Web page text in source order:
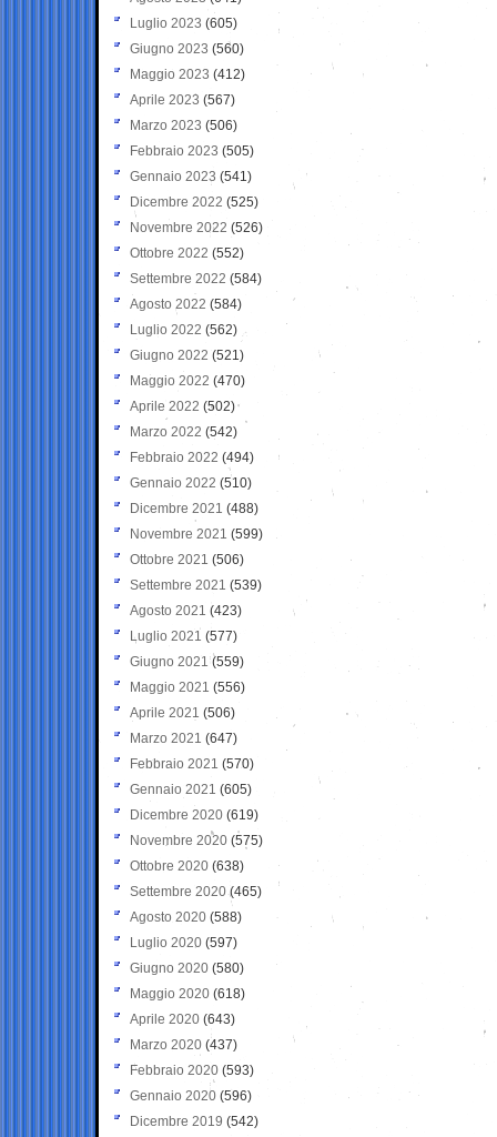
Luglio 2023 (605)
Giugno 2023 (560)
Maggio 2023 (412)
Aprile 2023 (567)
Marzo 2023 (506)
Febbraio 2023 (505)
Gennaio 2023 (541)
Dicembre 2022 (525)
Novembre 2022 (526)
Ottobre 2022 (552)
Settembre 2022 (584)
Agosto 2022 (584)
Luglio 2022 (562)
Giugno 2022 (521)
Maggio 2022 (470)
Aprile 2022 (502)
Marzo 2022 (542)
Febbraio 2022 (494)
Gennaio 2022 (510)
Dicembre 2021 (488)
Novembre 2021 (599)
Ottobre 2021 (506)
Settembre 2021 (539)
Agosto 2021 (423)
Luglio 2021 (577)
Giugno 2021(559)
Maggio 2021 (556)
Aprile 2021 (506)
Marzo 2021 (647)
Febbraio 2021 (570)
Gennaio 2021 (605)
Dicembre 2020 (619)
Novembre 2020 (575)
Ottobre 2020 (638)
Settembre 2020(465)
Agosto 2020 (588)
Luglio 2020 (597)
Giugno 2020 (580)
Maggio 2020 (618)
Aprile 2020 (643)
Marzo 2020 (437)
Febbraio 2020 (593)
Gennaio 2020 (596)
Dicembre 2019 (542)